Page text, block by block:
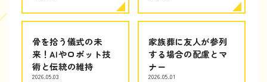
骨を拾う儀式の未
来！AIやロボット技
術と伝統の維持
2026.05.03
家族葬に友人が参列
する場合の配慮とマ
ナー
2026.05.01